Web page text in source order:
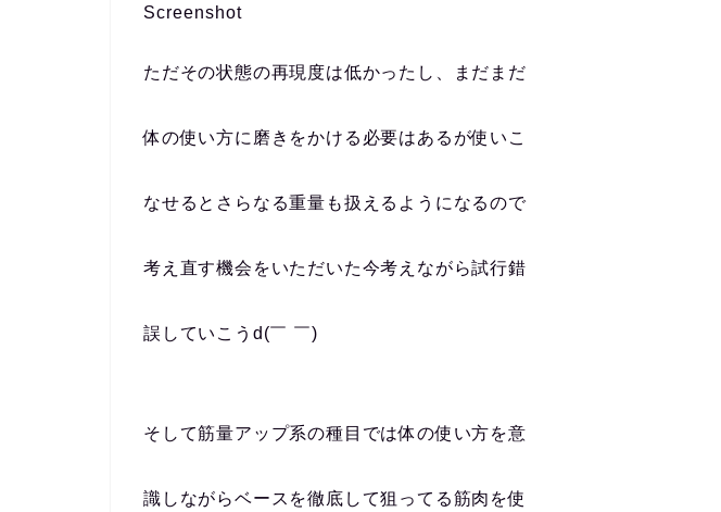
Screenshot
ただその状態の再現度は低かったし、まだまだ
体の使い方に磨きをかける必要はあるが使いこ
なせるとさらなる重量も扱えるようになるので
考え直す機会をいただいた今考えながら試行錯
誤していこうd(￣ ￣)
そして筋量アップ系の種目では体の使い方を意
識しながらベースを徹底して狙ってる筋肉を使